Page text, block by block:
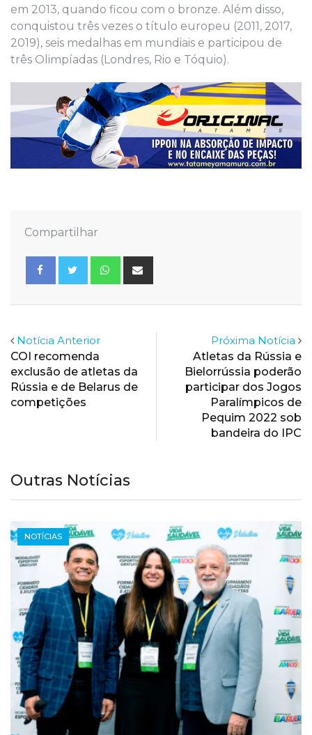
em 2013, quando ficou com o bronze. Além disso,
conquistou três vezes o título europeu (2011, 2017,
2019), seis medalhas em mundiais e participou de
três Olimpíadas (Londres, Rio e Tóquio).
Compartilhar
Whatsapp
Notícia Anterior
COI recomenda
exclusão de atletas da
Rússia e de Belarus de
competições
Próxima Notícia
Atletas da Rússia e
Bielorrússia poderão
participar dos Jogos
Paralímpicos de
Pequim 2022 sob
bandeira do IPC
Outras Notícias
NOTÍCIAS